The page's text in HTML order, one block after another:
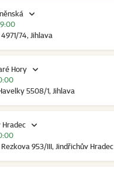
74, Jihlava
Hory
5508/1, Jihlava
Hradec
Rezkova 953/III, Jindřichův Hradec